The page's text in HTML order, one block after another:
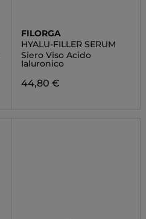
FILORGA
HYALU-FILLER SERUM
Siero Viso Acido
Ialuronico
44,80 €